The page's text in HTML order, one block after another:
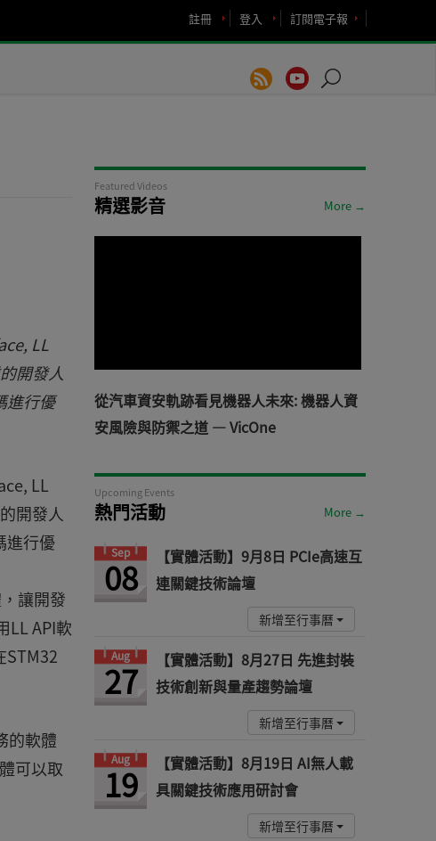
訂閱電子報
登入
註冊
LL
開發人
進行優
LL
開發人
進行優
讓開發
LL API軟
STM32
的軟體
可以取
Featured Videos
精選影音 More →
從汽車資安軌跡看見機器人未來: 機器人資
安風險與防禦之道 — VicOne
Upcoming Events
熱門活動 More →
Sep
08
【實體活動】9月8日 PCIe高速互
連關鍵技術論壇
新增至行事曆
Aug
27
【實體活動】8月27日 先進封裝
技術創新與量產趨勢論壇
新增至行事曆
Aug
19
【實體活動】8月19日 AI無人載
具關鍵技術應用研討會
新增至行事曆